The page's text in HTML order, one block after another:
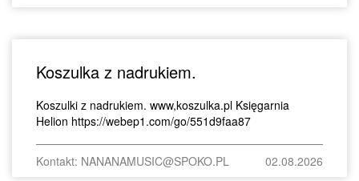
Koszulka z nadrukiem.
Koszulki z nadrukiem. www,koszulka.pl Księgarnia
Helion https://webep1.com/go/551d9faa87
Kontakt: NANANAMUSIC@SPOKO.PL 02.08.2026